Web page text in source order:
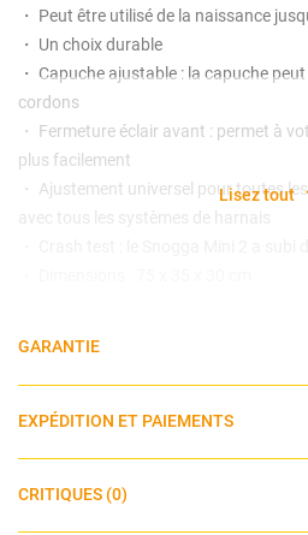
・ Peut être utilisé de la naissance
・ Un choix durable
・ Capuche ajustable : la capuche
cordons
・ Fermeture éclair avant : permet à
plus facilement
・ Ajustement universel pour toutes
avec tous les systèmes de harnais
Lisez tout
GARANTIE
EXPÉDITION ET PAIEMENTS
CRITIQUES (0)